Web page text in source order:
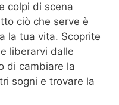
colpi di scena
ciò che serve è
la tua vita. Scoprite
liberarvi dalle
di cambiare la
sogni e trovare la